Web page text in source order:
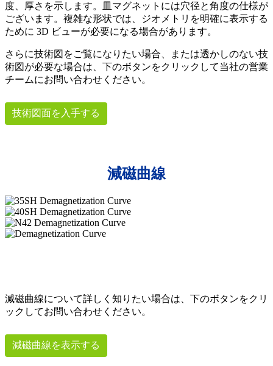
度、厚さを示します。皿マグネットには穴径と角度の仕様が
ございます。複雑な形状では、ジオメトリを明確に表示する
ために 3D ビューが必要になる場合があります。
さらに技術図をご覧になりたい場合、または透かしのない技
術図が必要な場合は、下のボタンをクリックして当社の営業
チームにお問い合わせください。
技術図面を入手する
減磁曲線
減磁曲線について詳しく知りたい場合は、下のボタンをクリ
ックしてお問い合わせください。
減磁曲線を表示する